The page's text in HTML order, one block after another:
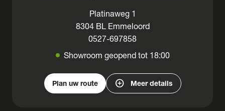
Platinaweg 1
8304 BL Emmeloord
0527-697858
Showroom geopend tot 18:00
Plan uw route add_circle Meer details